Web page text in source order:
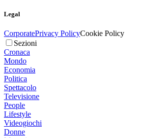
Legal
CorporatePrivacy PolicyCookie Policy
Sezioni
Cronaca
Mondo
Economia
Politica
Spettacolo
Televisione
People
Lifestyle
Videogiochi
Donne